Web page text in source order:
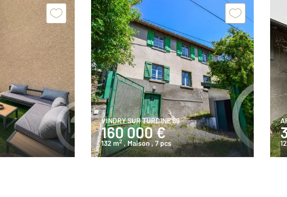
VINDRY SUR TURDINE 69
160 000 €
132 m2 , Maison, 7 pcs